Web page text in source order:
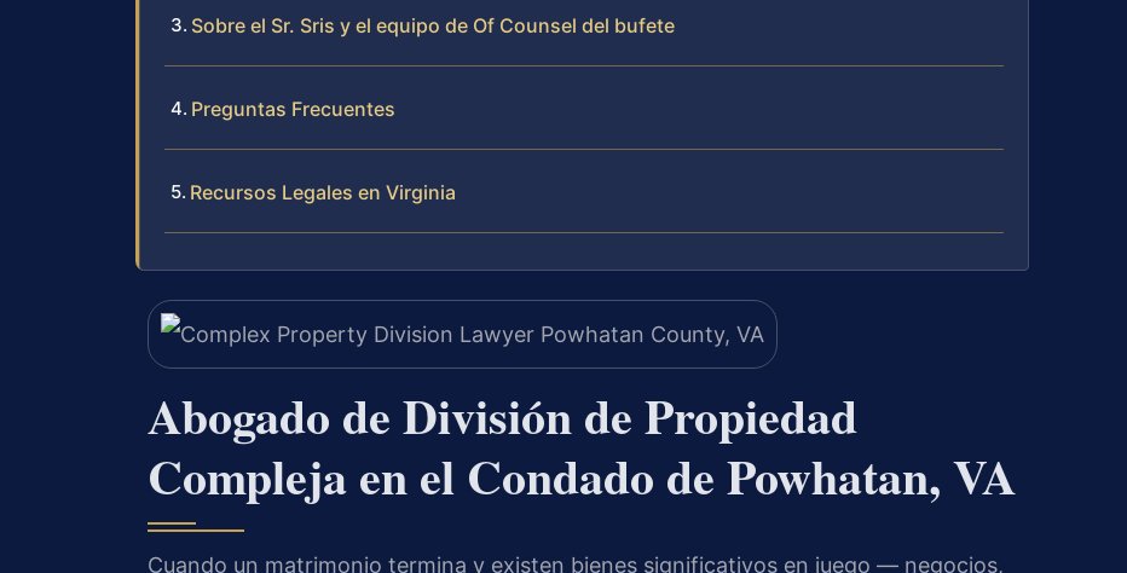
Sobre el Sr. Sris y el equipo de Of Counsel del bufete
Preguntas Frecuentes
Recursos Legales en Virginia
Abogado de División de Propiedad
Compleja en el Condado de Powhatan, VA
Cuando un matrimonio termina y existen bienes significativos en juego — negocios,